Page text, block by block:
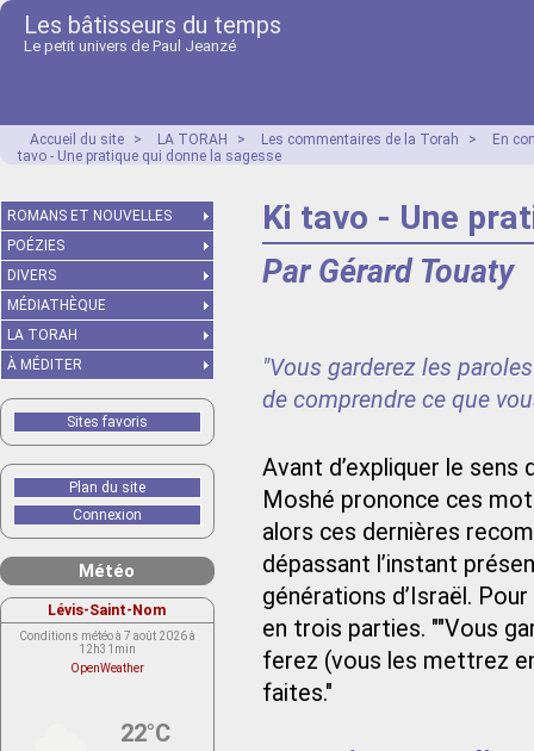
Les bâtisseurs du temps
Le petit univers de Paul Jeanzé
Accueil du site > LA TORAH > Les commentaires de la Torah >
En
tavo - Une pratique qui donne la sagesse
Ki tavo - Une
Par Gérard Touaty
"Vous garderez les
de comprendre ce que
Avant d’expliquer le
Moshé prononce ces
alors ces dernières
dépassant l’instant
générations d’Israël.
en trois parties. ""Vous
ferez (vous les mettrez
faites."
ROMANS ET NOUVELLES
POÉZIES
DIVERS
MÉDIATHÈQUE
LA TORAH
À MÉDITER
Sites favoris
Plan du site
Connexion
Météo
Lévis-Saint-Nom
Conditions météo à 7 août 2026 à
12h31min
OpenWeather
22°C